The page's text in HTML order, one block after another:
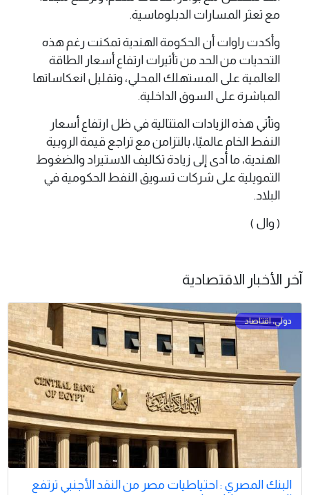
مع تعثر المسارات الدبلوماسية.
وأكدت راوات أن الحكومة الهندية تمكنت رغم هذه
التحديات من الحد من تأثيرات ارتفاع أسعار الطاقة
العالمية على المستهلك المحلي، وتقليل انعكاساتها
المباشرة على السوق الداخلية.
وتأتي هذه الزيادات المتتالية في ظل ارتفاع أسعار
النفط الخام عالميًا، بالتزامن مع تراجع قيمة الروبية
الهندية، ما أدى إلى زيادة تكاليف الاستيراد والضغوط
التمويلية على شركات تسويق النفط الحكومية في
البلاد.
( وال )
آخر الأخبار الاقتصادية
البنك المصري : احتياطيات مصر من النقد الأجنبي ترتفع